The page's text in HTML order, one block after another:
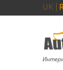
UK